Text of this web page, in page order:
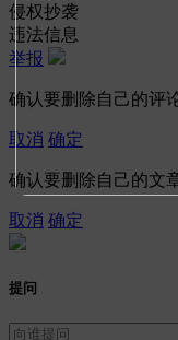
侵权抄袭
违法信息
举报
确认要删除自己的评
取消 确定
确认要删除自己的文
取消 确定
提问